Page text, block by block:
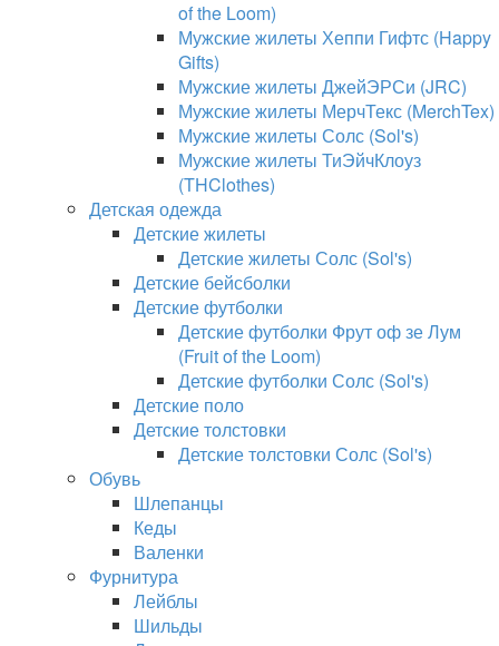
of the Loom)
Мужские жилеты Хеппи Гифтс (Happy
Gifts)
Мужские жилеты ДжейЭРСи (JRC)
Мужские жилеты МерчТекс (MerchTex)
Мужские жилеты Солс (Sol's)
Мужские жилеты ТиЭйчКлоуз
(THClothes)
Детская одежда
Детские жилеты
Детские жилеты Солс (Sol's)
Детские бейсболки
Детские футболки
Детские футболки Фрут оф зе Лум
(Fruit of the Loom)
Детские футболки Солс (Sol's)
Детские поло
Детские толстовки
Детские толстовки Солс (Sol's)
Обувь
Шлепанцы
Кеды
Валенки
Фурнитура
Лейблы
Шильды